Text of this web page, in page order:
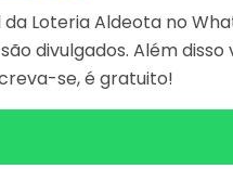
da Loteria Aldeota no
divulgados. Além
se, é gratuito!